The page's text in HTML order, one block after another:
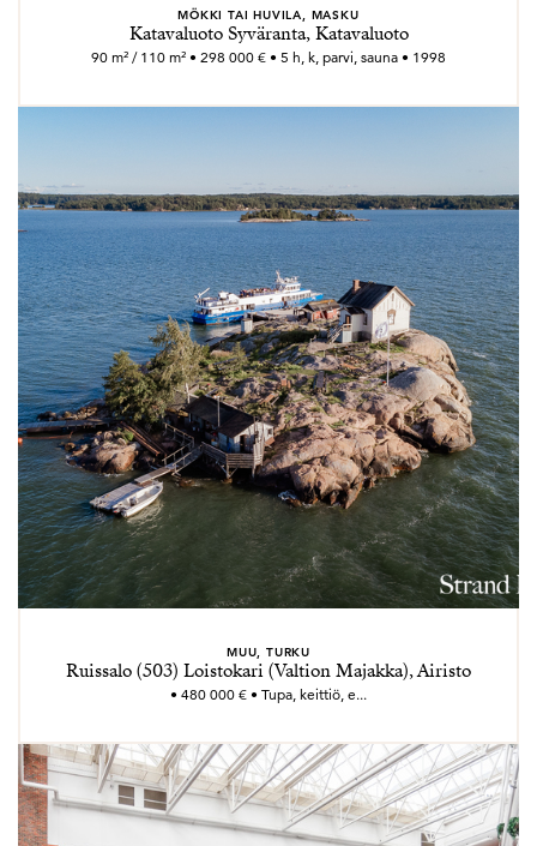
MÖKKI TAI HUVILA, MASKU
Katavaluoto Syväranta, Katavaluoto
90 m² / 110 m² • 298 000 € • 5 h, k, parvi, sauna • 1998
MUU, TURKU
Ruissalo (503) Loistokari (Valtion Majakka), Airisto
• 480 000 € • Tupa, keittiö, e...